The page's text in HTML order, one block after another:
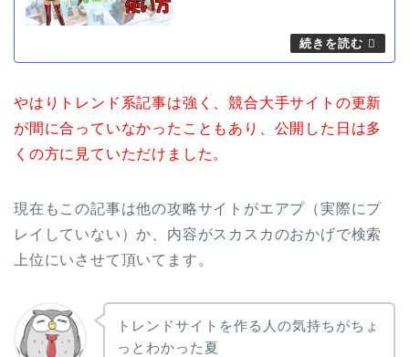
やはりトレンド系記事は強く、競合大手サイトの更新
が間に合っていなかったこともあり、公開した日は多
くの方に見ていただけました。
現在もこの記事は他の攻略サイトがエアプ（実際にプ
レイしていない）か、内容がスカスカのおかげで検索
上位にいさせて頂いてます。
トレンドサイトを作る人の気持ちがちょ
っとわかった夏